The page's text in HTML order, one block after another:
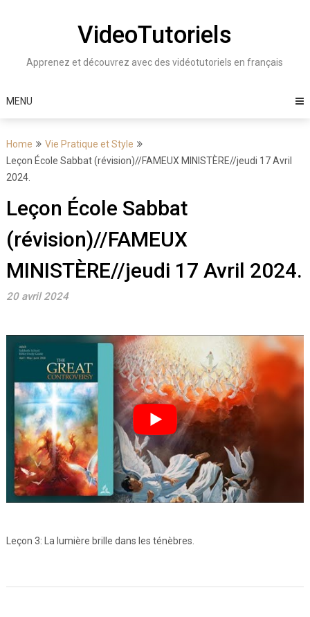
VideoTutoriels
Apprenez et découvrez avec des vidéotutoriels en français
MENU
Home
Vie Pratique et Style
Leçon École Sabbat (révision)//FAMEUX MINISTÈRE//jeudi 17 Avril
2024.
Leçon École Sabbat
(révision)//FAMEUX
MINISTÈRE//jeudi 17 Avril 2024.
20 avril 2024
Leçon 3: La lumière brille dans les ténèbres.